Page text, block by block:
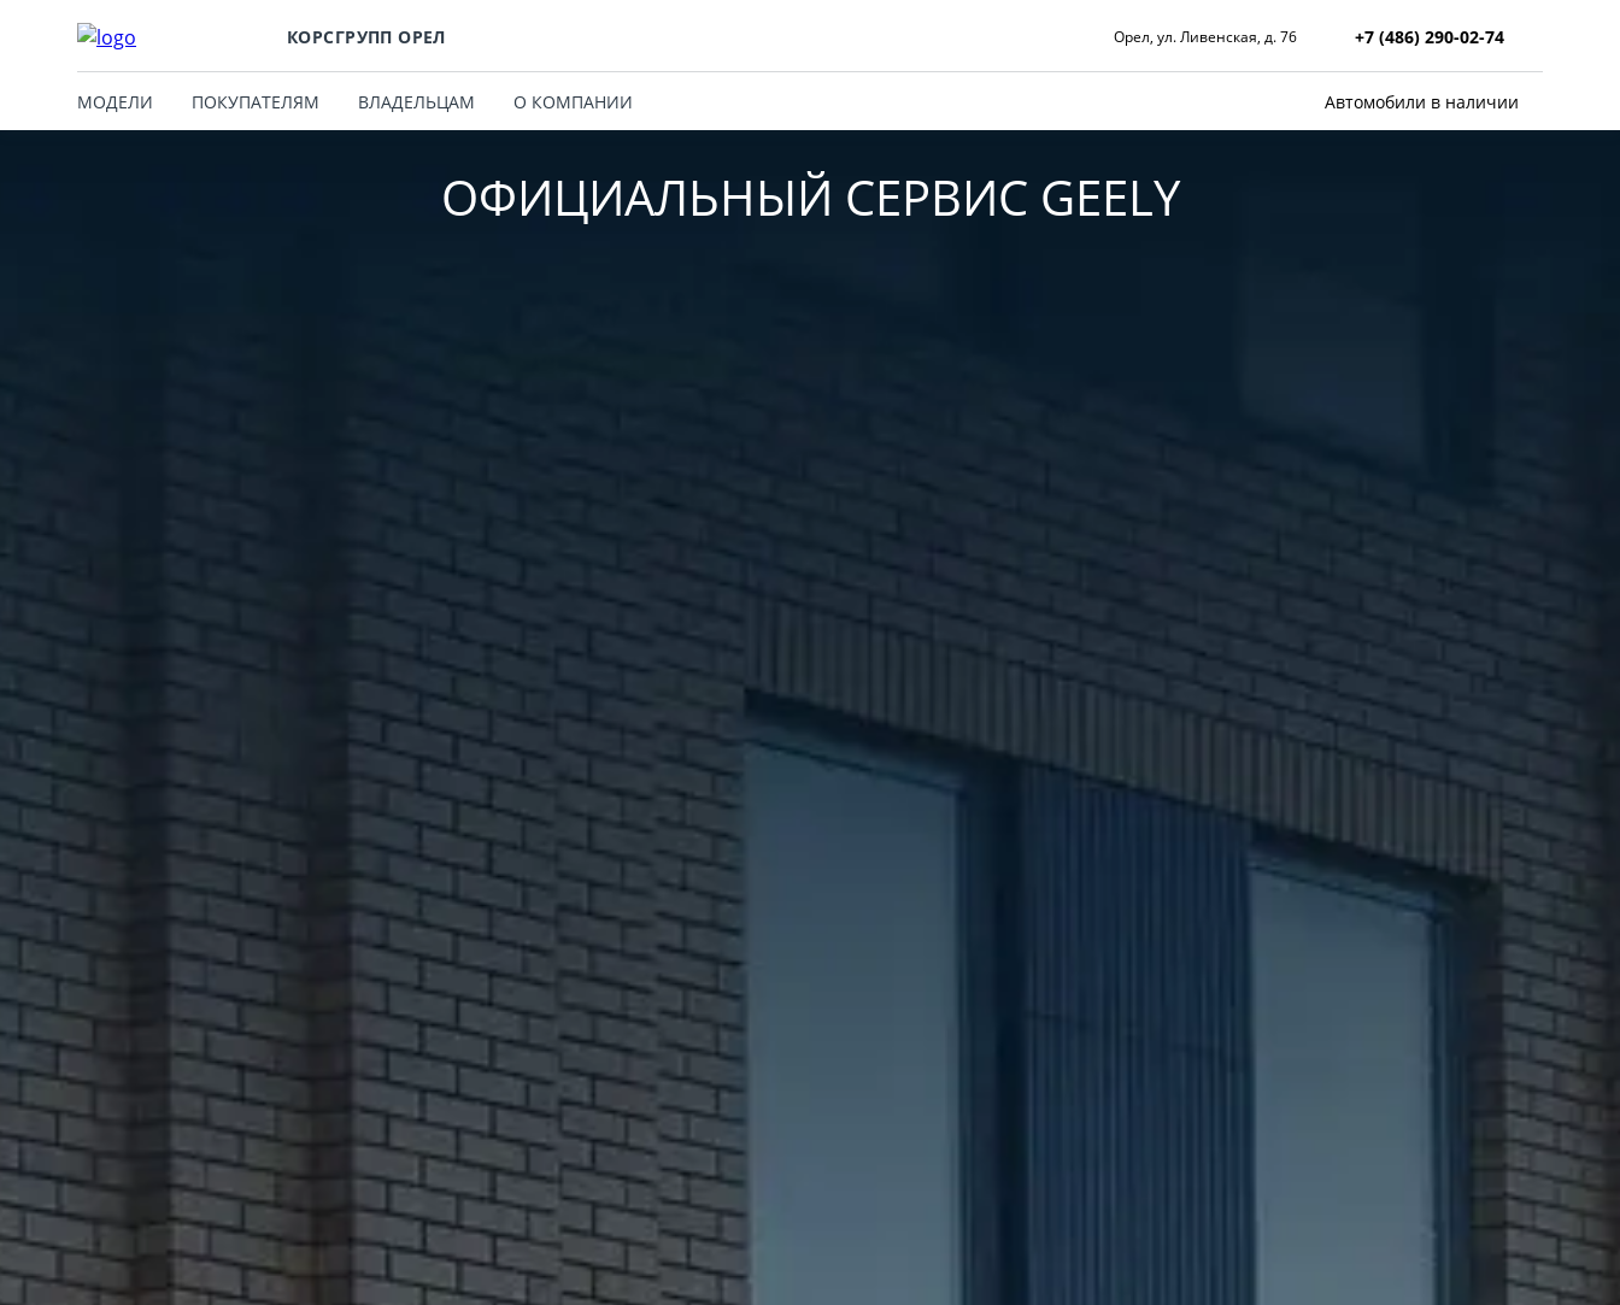
КОРСГРУПП ОРЕЛ Орел, ул. Ливенская, д. 76 +7 (486) 290-02-74
МОДЕЛИ ПОКУПАТЕЛЯМ ВЛАДЕЛЬЦАМ О КОМПАНИИ Автомобили в наличии
ОФИЦИАЛЬНЫЙ СЕРВИС GEELY